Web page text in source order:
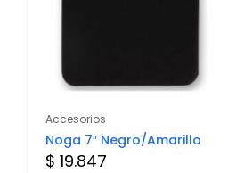
Accesorios
Noga 7″ Negro/Amarillo
$ 19.847